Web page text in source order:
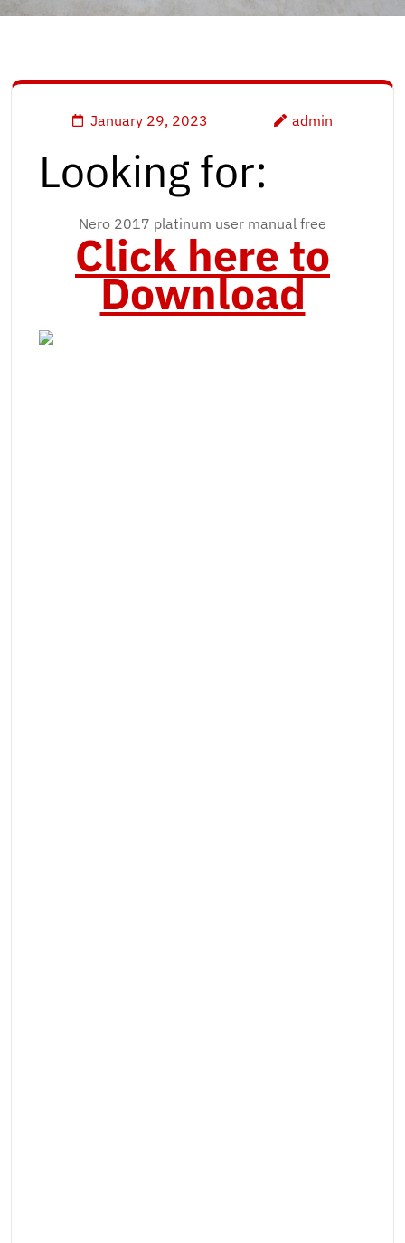
January 29, 2023 admin
Looking for:
Nero 2017 platinum user manual free
Click here to
Download